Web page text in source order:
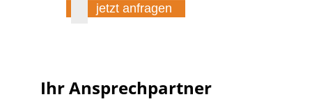
jetzt anfragen
Ihr Ansprechpartner